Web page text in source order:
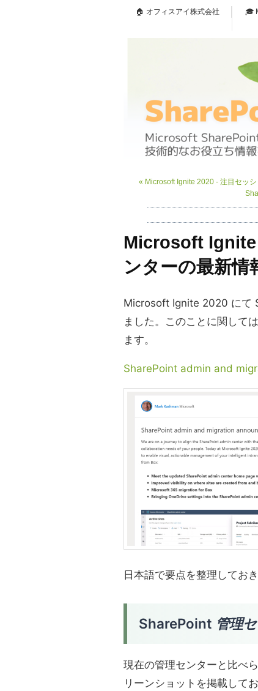
🏠 オフィスアイ株式会社 🎓
« Microsoft Ignite 2020 - 注目セッ
Microsoft Ignite
ンターの最新情
Microsoft Ignite 2020 にて
ました。このことに関して
ます。
SharePoint admin and
日本語で要点を整理しておき
SharePoint 管理
現在の管理センターと比べ
リーンショットを掲載してお